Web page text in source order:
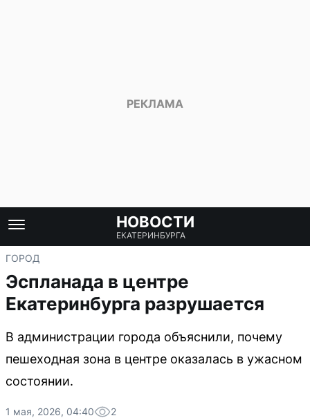
НОВОСТИ
ЕКАТЕРИНБУРГА
ГОРОД
Эспланада в центре
Екатеринбурга разрушается
В администрации города объяснили, почему
пешеходная зона в центре оказалась в ужасном
состоянии.
1 мая, 2026, 04:40 2